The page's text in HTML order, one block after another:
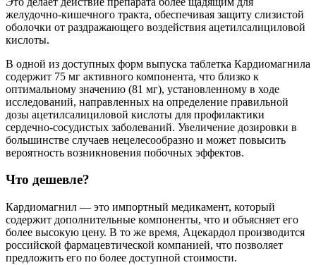
желудочно-кишечного тракта, обеспечивая защиту слизистой
оболочки от раздражающего воздействия ацетилсалициловой
кислоты.
В одной из доступных форм выпуска таблетка Кардиомагнила
содержит 75 мг активного компонента, что близко к
оптимальному значению (81 мг), установленному в ходе
исследований, направленных на определение правильной
дозы ацетилсалициловой кислоты для профилактики
сердечно-сосудистых заболеваний. Увеличение дозировки в
большинстве случаев нецелесообразно и может повысить
вероятность возникновения побочных эффектов.
Что дешевле?
Кардиомагнил — это импортный медикамент, который
содержит дополнительные компоненты, что и объясняет его
более высокую цену. В то же время, Ацекардол производится
российской фармацевтической компанией, что позволяет
предложить его по более доступной стоимости.